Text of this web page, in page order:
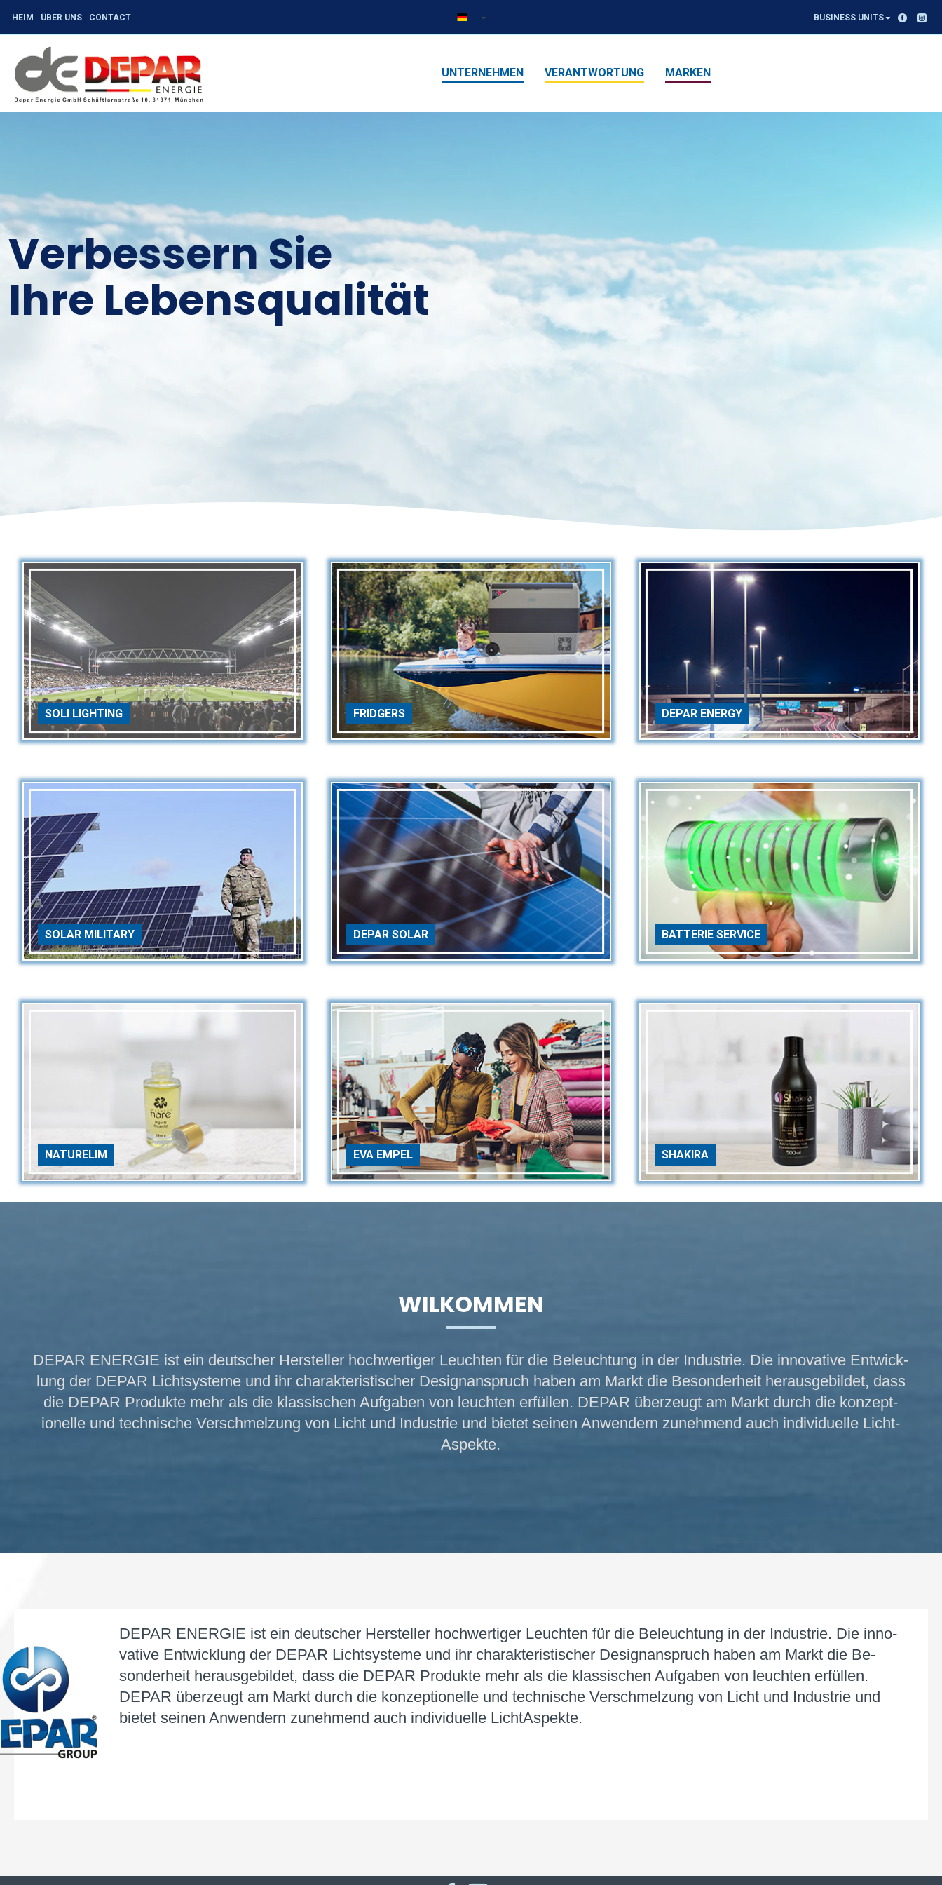
HEIM ÜBER UNS CONTACT BUSINESS UNITS
UNTERNEHMEN VERANTWORTUNG MARKEN
Verbessern Sie
Ihre Lebensqualität
SOLI LIGHTING FRIDGERS DEPAR ENERGY
SOLAR MILITARY DEPAR SOLAR BATTERIE SERVICE
NATURELIM EVA EMPEL SHAKIRA
WILKOMMEN
DEPAR ENERGIE ist ein deutscher Her­steller hoch­wert­iger Leu­cht­en für die Beleuchtung­­ in der Indust­rie. Die inno­­vative Entwick­
lung der DEPAR Licht­syst­eme und ihr cha­rak­ter­­is­­t­ischer Design­­an­spruch haben am Markt die Be­sonder­­­heit her­aus­­ge­bild­et, dass
die DEPAR Pro­dukte mehr als die kla­ssi­schen Auf­gaben von ­leucht­en er­füllen. DEPAR über­zeugt am Markt durch die konzept­­
ionelle und tech­ni­sche Ver­schmel­zung von Licht und Industrie und bietet seinen An­wend­ern zunehm­end auch in­divi­duelle Licht­­
Aspekte.
DEPAR ENERGIE ist ein deutscher Her­steller hoch­wert­iger Leu­cht­en für die Beleuchtung­­ in der Indust­rie. Die inno­­
vative Entwick­lung der DEPAR Licht­syst­eme und ihr cha­rak­ter­­is­­t­ischer Design­­an­spruch haben am Markt die Be­
sonder­­­heit her­aus­­ge­bild­et, dass die DEPAR Pro­dukte mehr als die kla­ssi­schen Auf­gaben von ­leucht­en er­füllen.
DEPAR über­zeugt am Markt durch die konzept­­ionelle und tech­ni­sche Ver­schmel­zung von Licht und Industrie und
bietet seinen An­wend­ern zunehm­end auch in­divi­duelle Licht­­Aspekte.